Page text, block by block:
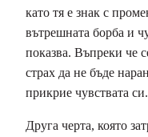
като тя е знак с
вътрешната борба и
показва. Въпреки че
страх да не бъде
прикрие чувствата си.
Друга черта, която